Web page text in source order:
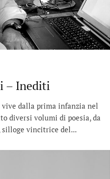
– Inediti
vive dalla prima infanzia nel
diversi volumi di poesia, da
silloge vincitrice del...